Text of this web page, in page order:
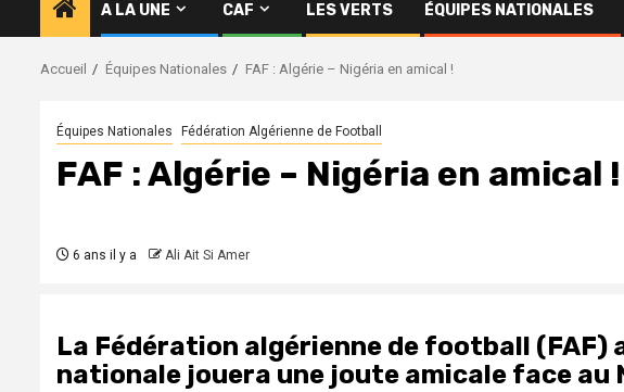
A LA UNE CAF LES VERTS ÉQUIPES NATIONALES
Accueil Équipes Nationales FAF : Algérie – Nigéria en amical !
Équipes Nationales Fédération Algérienne de Football
FAF : Algérie – Nigéria en amical !
6 ans il y a Ali Ait Si Amer
La Fédération algérienne de football (FAF)
nationale jouera une joute amicale face au